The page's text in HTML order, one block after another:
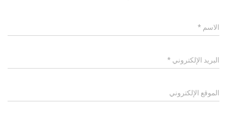
الاسم *
البريد الإلكتروني *
الموقع الإلكتروني